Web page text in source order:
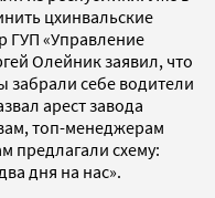
цхинвальские
ГУП «Управление
Олейник заявил, что
забрали себе водители
арест завода
топ-менеджерам
предлагали схему:
дня на нас».